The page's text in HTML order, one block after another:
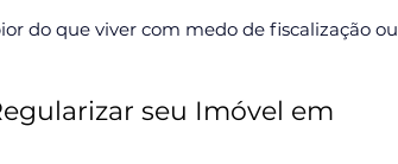
do que viver com medo de fiscalização ou
seu Imóvel em